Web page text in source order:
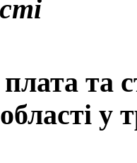
та
області у